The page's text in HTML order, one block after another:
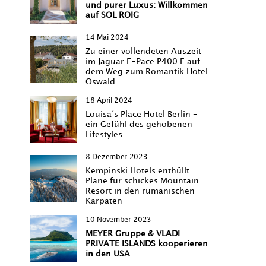
und purer Luxus: Willkommen
auf SOL ROIG
14 Mai 2024
Zu einer vollendeten Auszeit
im Jaguar F-Pace P400 E auf
dem Weg zum Romantik Hotel
Oswald
18 April 2024
Louisa‘s Place Hotel Berlin –
ein Gefühl des gehobenen
Lifestyles
8 Dezember 2023
Kempinski Hotels enthüllt
Pläne für schickes Mountain
Resort in den rumänischen
Karpaten
10 November 2023
MEYER Gruppe & VLADI
PRIVATE ISLANDS kooperieren
in den USA